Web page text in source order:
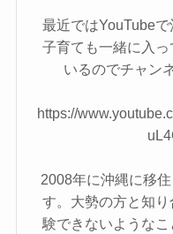
最近ではYouTube
子育ても一緒に入
いるのでチャン
https://
2008年に沖縄に移
す。大勢の方と知
験できないような